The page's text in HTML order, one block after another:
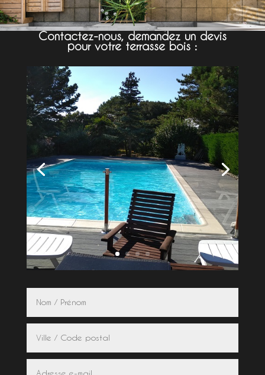
Contactez-nous, demandez un devis
pour votre terrasse bois :